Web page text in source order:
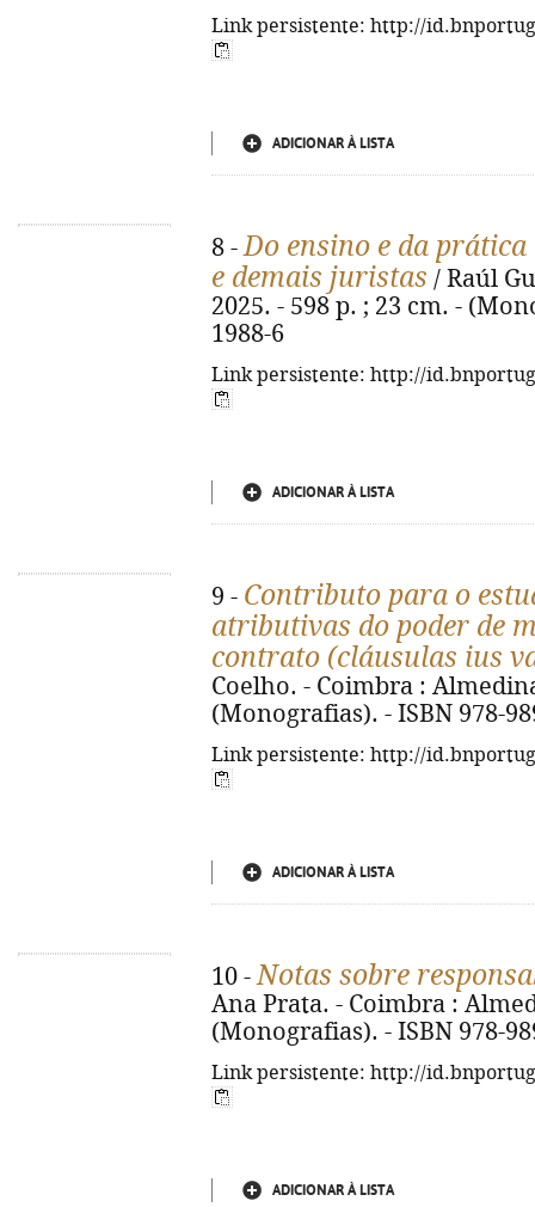
Link persistente: http://
ADICIONAR À LISTA
8 -Do ensino e da
e demais juristas / Raúl
2025. - 598 p. ; 23 cm. -
1988-6
Link persistente: http://
ADICIONAR À LISTA
9 - Contributo para o
atributivas do poder de
contrato (cláusulas ius
Coelho. - Coimbra :
(Monografias). - ISBN 978-
Link persistente: http://
ADICIONAR À LISTA
10 -Notas sobre
Ana Prata. - Coimbra :
(Monografias). - ISBN 978-
Link persistente: http://
ADICIONAR À LISTA